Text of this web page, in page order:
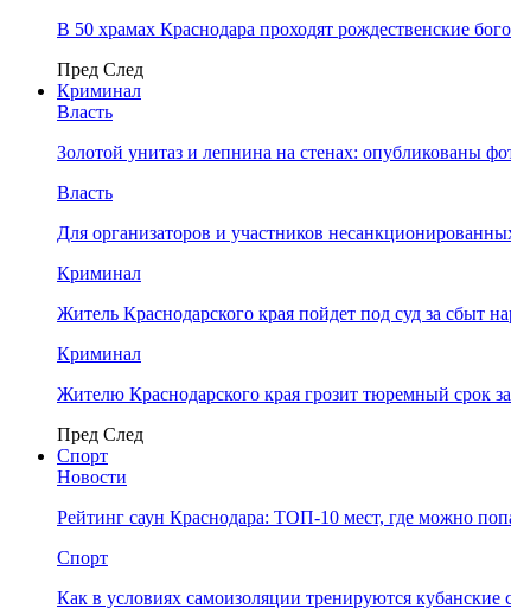
В 50 храмах Краснодара проходят рождественские
Пред След
Криминал
Власть
​Золотой унитаз и лепнина на стенах: опубликованы
Власть
Для организаторов и участников
Криминал
Житель Краснодарского края пойдет под суд за сбыт
Криминал
Жителю Краснодарского края грозит тюремный срок
Пред След
Спорт
Новости
Рейтинг саун Краснодара: ТОП-10 мест, где можно
Спорт
Как в условиях самоизоляции тренируются кубанские